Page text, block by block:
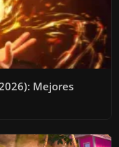
Mejores